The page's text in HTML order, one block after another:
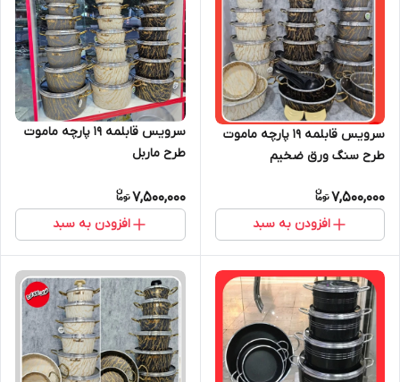
سرویس قابلمه ۱۹ پارچه ماموت
طرح سنگ ورق ضخیم
7,500,000
افزودن به سبد
سرویس قابلمه ۱۹ پارچه ماموت
طرح ماربل
7,500,000
افزودن به سبد